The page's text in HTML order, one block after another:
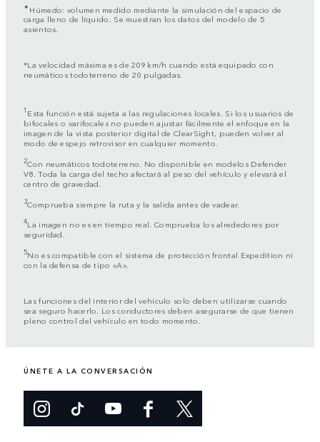
✦Húmedo: volumen medido mediante la simulación del espacio de
carga lleno de líquido. Se muestran los datos del modelo de 5
asientos.
*La velocidad máxima es de 209 km/h cuando está equipado con
neumáticos todoterreno de 20 pulgadas.
1 Esta función está sujeta a las regulaciones locales. Si los usuarios de
bifocales o varifocales no pueden ajustar fácilmente el enfoque en la
imagen de la vista posterior digital de ClearSight, pueden volver al
modo de espejo retrovisor en cualquier momento.
2Con neumáticos todoterreno. No disponible en modelos Defender
V8. Toda la carga del techo afectará al peso del vehículo y elevará el
centro de gravedad.
3Comprueba siempre la ruta y la salida antes de vadear.
4La imagen no es en tiempo real. Comprueba los alrededores por
seguridad.
5No es compatible con el sistema de protección frontal Expedition ni
con la defensa de tipo «A».
Las funciones del interior del vehículo solo deben utilizarse cuando
sea seguro hacerlo. Los conductores deben asegurarse de que tienen
pleno control del vehículo en todo momento.
ÚNETE A LA CONVERSACIÓN